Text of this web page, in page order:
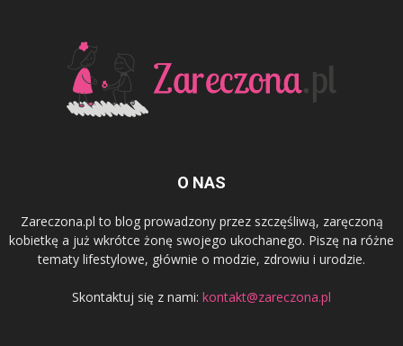
O NAS
Zareczona.pl to blog prowadzony przez szczęśliwą, zaręczoną
kobietkę a już wkrótce żonę swojego ukochanego. Piszę na różne
tematy lifestylowe, głównie o modzie, zdrowiu i urodzie.
Skontaktuj się z nami: kontakt@zareczona.pl